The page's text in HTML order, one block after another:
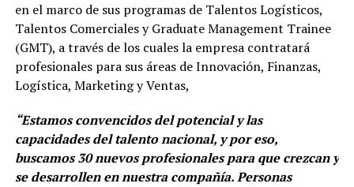
en el marco de sus programas de Talentos Logísticos,
Talentos Comerciales y Graduate Management Trainee
(GMT), a través de los cuales la empresa contratará
profesionales para sus áreas de Innovación, Finanzas,
Logística, Marketing y Ventas,
“Estamos convencidos del potencial y las
capacidades del talento nacional, y por eso,
buscamos 30 nuevos profesionales para que crezcan y
se desarrollen en nuestra compañía. Personas